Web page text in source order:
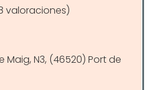
valoraciones)
Maig, N3, (46520) Port de